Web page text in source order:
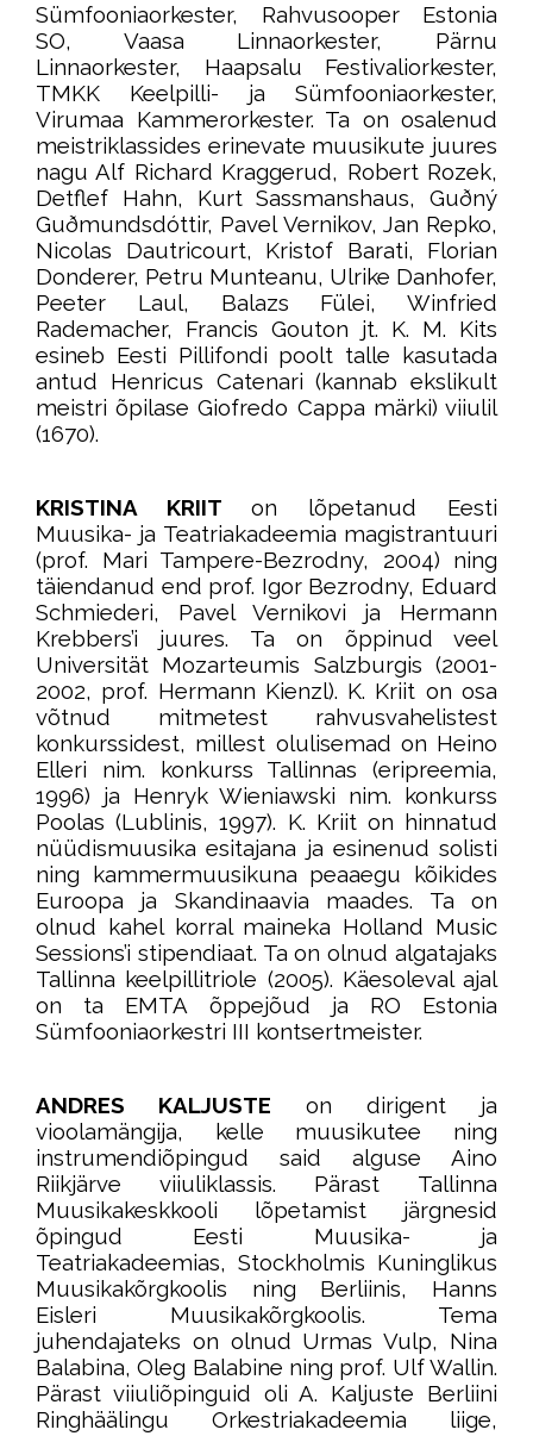
Sümfooniaorkester, Rahvusooper Estonia
SO, Vaasa Linnaorkester, Pärnu
Linnaorkester, Haapsalu Festivaliorkester,
TMKK Keelpilli- ja Sümfooniaorkester,
Virumaa Kammerorkester. Ta on osalenud
meistriklassides erinevate muusikute juures
nagu Alf Richard Kraggerud, Robert Rozek,
Detflef Hahn, Kurt Sassmanshaus, Guðný
Guðmundsdóttir, Pavel Vernikov, Jan Repko,
Nicolas Dautricourt, Kristof Barati, Florian
Donderer, Petru Munteanu, Ulrike Danhofer,
Peeter Laul, Balazs Fülei, Winfried
Rademacher, Francis Gouton jt. K. M. Kits
esineb Eesti Pillifondi poolt talle kasutada
antud Henricus Catenari (kannab ekslikult
meistri õpilase Giofredo Cappa märki) viiulil
(1670).
KRISTINA KRIIT on lõpetanud Eesti
Muusika- ja Teatriakadeemia magistrantuuri
(prof. Mari Tampere-Bezrodny, 2004) ning
täiendanud end prof. Igor Bezrodny, Eduard
Schmiederi, Pavel Vernikovi ja Hermann
Krebbers’i juures. Ta on õppinud veel
Universität Mozarteumis Salzburgis (2001-
2002, prof. Hermann Kienzl). K. Kriit on osa
võtnud mitmetest rahvusvahelistest
konkurssidest, millest olulisemad on Heino
Elleri nim. konkurss Tallinnas (eripreemia,
1996) ja Henryk Wieniawski nim. konkurss
Poolas (Lublinis, 1997). K. Kriit on hinnatud
nüüdismuusika esitajana ja esinenud solisti
ning kammermuusikuna peaaegu kõikides
Euroopa ja Skandinaavia maades. Ta on
olnud kahel korral maineka Holland Music
Sessions’i stipendiaat. Ta on olnud algatajaks
Tallinna keelpillitriole (2005). Käesoleval ajal
on ta EMTA õppejõud ja RO Estonia
Sümfooniaorkestri III kontsertmeister.
ANDRES KALJUSTE on dirigent ja
vioolamängija, kelle muusikutee ning
instrumendiõpingud said alguse Aino
Riikjärve viiuliklassis. Pärast Tallinna
Muusikakeskkooli lõpetamist järgnesid
õpingud Eesti Muusika- ja
Teatriakadeemias, Stockholmis Kuninglikus
Muusikakõrgkoolis ning Berliinis, Hanns
Eisleri Muusikakõrgkoolis. Tema
juhendajateks on olnud Urmas Vulp, Nina
Balabina, Oleg Balabine ning prof. Ulf Wallin.
Pärast viiuliõpinguid oli A. Kaljuste Berliini
Ringhäälingu Orkestriakadeemia liige,